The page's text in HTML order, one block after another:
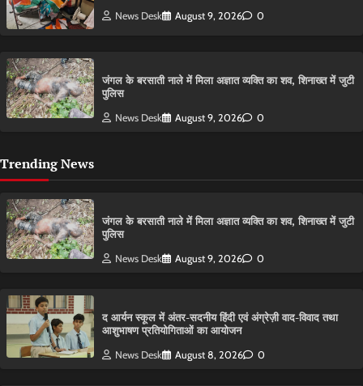
News Desk August 9, 2026 0
​जंगल के बरसाती नाले में मिला अज्ञात व्यक्ति का शव, शिनाख्त में जुटी
पुलिस
News Desk August 9, 2026 0
Trending News
​जंगल के बरसाती नाले में मिला अज्ञात व्यक्ति का शव, शिनाख्त में जुटी
पुलिस
News Desk August 9, 2026 0
द आर्यन स्कूल में अंतर-सदनीय हिंदी एवं अंग्रेज़ी वाद-विवाद तथा
आशुभाषण प्रतियोगिताओं का आयोजन
News Desk August 8, 2026 0